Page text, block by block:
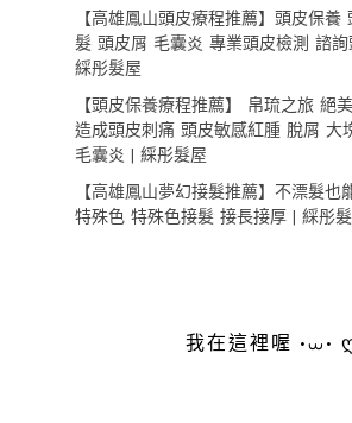
【高雄鳳山頭皮療程推薦】頭皮保養
髮 頭皮屑 毛囊炎 專業頭皮檢測 諮詢
綵彤髮屋
【頭皮保養療程推薦】 帛琉之旅 絕
造成頭皮刺痛 頭皮敏感紅腫 脫屑 大
毛囊炎 | 綵彤髮屋
【高雄鳳山夢幻接髮推薦】不漂髮也
特殊色 特殊色接髮 接長接厚 | 綵彤
我在這裡喔 •⩊•